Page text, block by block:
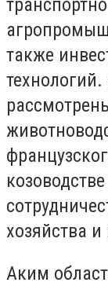
также
хозяйства
Аким